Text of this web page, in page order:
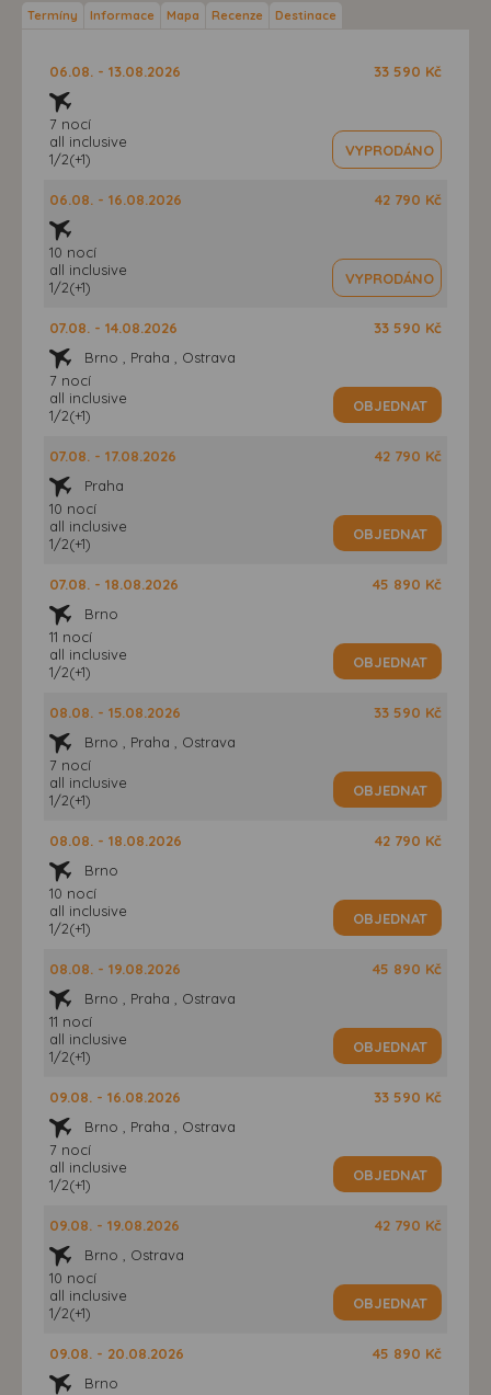
Termíny Informace Mapa Recenze Destinace
06.08. - 13.08.2026
7 nocí
all inclusive
1/2(+1)
33 590 Kč
VYPRODÁNO
06.08. - 16.08.2026
10 nocí
all inclusive
1/2(+1)
42 790 Kč
VYPRODÁNO
07.08. - 14.08.2026
Brno , Praha , Ostrava
7 nocí
all inclusive
1/2(+1)
33 590 Kč
OBJEDNAT
07.08. - 17.08.2026
Praha
10 nocí
all inclusive
1/2(+1)
42 790 Kč
OBJEDNAT
07.08. - 18.08.2026
Brno
11 nocí
all inclusive
1/2(+1)
45 890 Kč
OBJEDNAT
08.08. - 15.08.2026
Brno , Praha , Ostrava
7 nocí
all inclusive
1/2(+1)
33 590 Kč
OBJEDNAT
08.08. - 18.08.2026
Brno
10 nocí
all inclusive
1/2(+1)
42 790 Kč
OBJEDNAT
08.08. - 19.08.2026
Brno , Praha , Ostrava
11 nocí
all inclusive
1/2(+1)
45 890 Kč
OBJEDNAT
09.08. - 16.08.2026
Brno , Praha , Ostrava
7 nocí
all inclusive
1/2(+1)
33 590 Kč
OBJEDNAT
09.08. - 19.08.2026
Brno , Ostrava
10 nocí
all inclusive
1/2(+1)
42 790 Kč
OBJEDNAT
09.08. - 20.08.2026
Brno
45 890 Kč